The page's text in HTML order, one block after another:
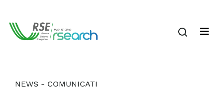
NEWS - COMUNICATI